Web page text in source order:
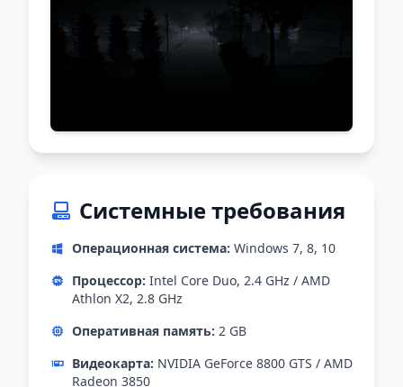
Системные требования
Операционная система: Windows 7, 8, 10
Процессор: Intel Core Duo, 2.4 GHz / AMD
Athlon X2, 2.8 GHz
Оперативная память: 2 GB
Видеокарта: NVIDIA GeForce 8800 GTS / AMD
Radeon 3850